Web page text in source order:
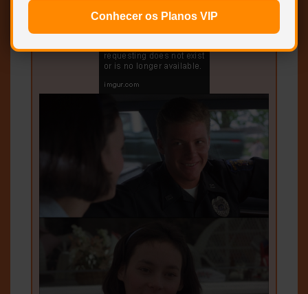
Conhecer os Planos VIP